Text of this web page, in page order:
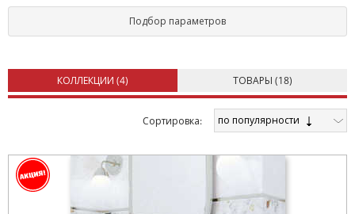
Подбор параметров
КОЛЛЕКЦИИ (4) ТОВАРЫ (18)
Cортировка: по популярности